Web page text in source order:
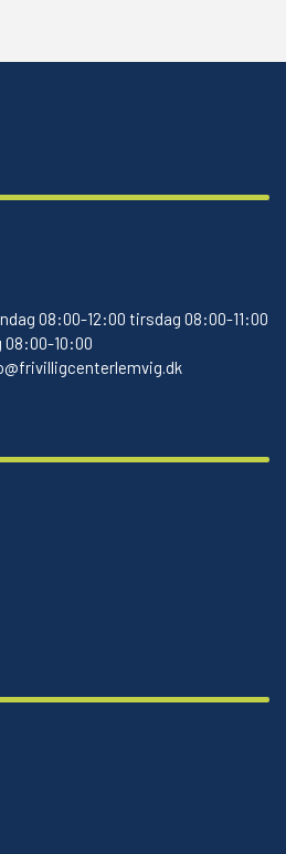
08:00-12:00 tirsdag 08:00-11:00
08:00-10:00